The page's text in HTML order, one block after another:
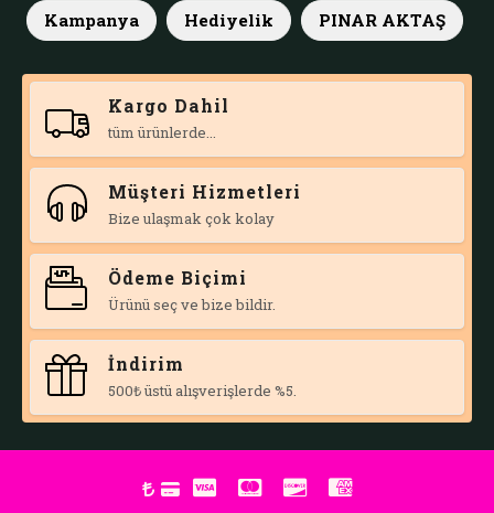
Kampanya Hediyelik PINAR AKTAŞ
Kargo Dahil
tüm ürünlerde...
Müşteri Hizmetleri
Bize ulaşmak çok kolay
Ödeme Biçimi
Ürünü seç ve bize bildir.
İndirim
500₺ üstü alışverişlerde %5.